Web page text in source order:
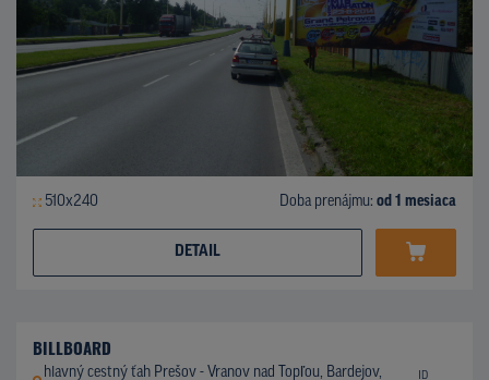
510x240 Doba prenájmu: od 1 mesiaca
DETAIL
BILLBOARD
hlavný cestný ťah Prešov - Vranov nad Topľou, Bardejov, ID